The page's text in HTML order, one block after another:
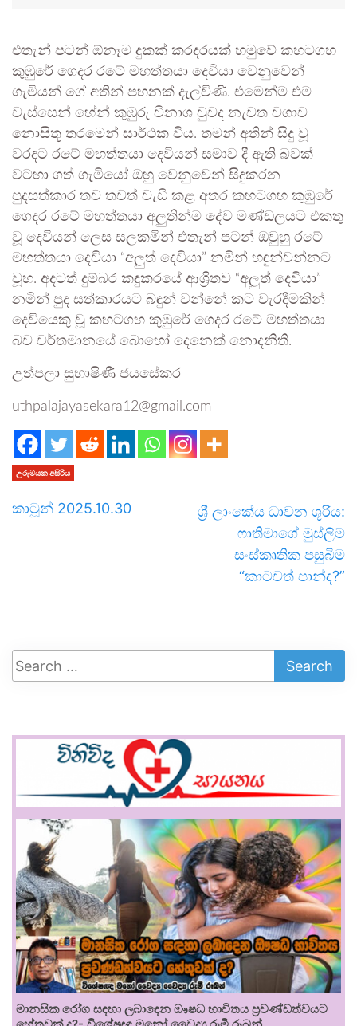
එතැන් පටන් ඕනෑම දුකක් කරදරයක් හමුවේ කහටගහ
කුඹුරේ ගෙදර රටේ මහත්තයා දෙවියා වෙනුවෙන්
ගැමියන් ගේ අතින් පහනක් දැල්විණි. එමෙන්ම එම
වැස්සෙන් හේන් කුඹුරු විනාශ වුවද නැවත වගාව
නොසිතූ තරමෙන් සාර්ථක විය. තමන් අතින් සිදු වූ
වරදට රටේ මහත්තයා දෙවියන් සමාව දී ඇති බවක්
වටහා ගත් ගැමියෝ ඔහු වෙනුවෙන් සිදුකරන
පුදසත්කාර තව තවත් වැඩි කළ අතර කහටගහ කුඹුරේ
ගෙදර රටේ මහත්තයා අලුතින්ම දේව මණ්ඩලයට එකතු
වූ දෙවියන් ලෙස සලකමින් එතැන් පටන් ඔවුහු රටේ
මහත්තයා දෙවියා “අලුත් දෙවියා” නමින් හඳුන්වන්නට
වූහ. අදටත් දුම්බර කඳුකරයේ ආශ්‍රිතව “අලුත් දෙවියා”
නමින් පුද සත්කාරයට බඳුන් වන්නේ කට වැරදීමකින්
දෙවියෙකු වූ කහටගහ කුඹුරේ ගෙදර රටේ මහත්තයා
බව වර්තමානයේ බොහෝ දෙනෙක් නොදනිති.
උත්පලා සුභාෂිණී ජයසේකර
uthpalajayasekara12@gmail.com
උරුමයක අසිරිය
කාටූන් 2025.10.30
ශ්‍රී ලාංකේය ධාවන ශූරිය:
ෆාතිමාගේ මුස්ලිම්
සංස්කෘතික පසුබිම
“කාටවත් පාන්ද?”
මානසික රෝග සඳහා ලබාදෙන ඖෂධ භාවිතය ප්‍රචණ්ඩත්වයට